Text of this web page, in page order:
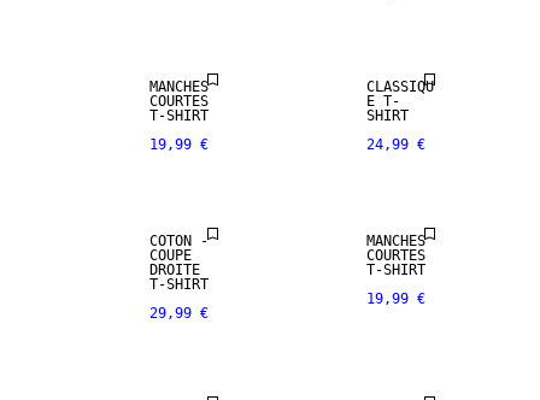
MANCHES
COURTES
T-SHIRT
19,99 €
CLASSIQU
E T-
SHIRT
24,99 €
NEW
COTON -
COUPE
DROITE
T-SHIRT
29,99 €
MANCHES
COURTES
T-SHIRT
19,99 €